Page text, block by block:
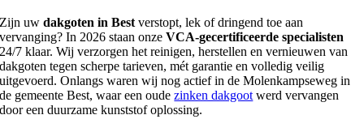
Zijn uwdakgoten in Best verstopt, lek of dringend toe aan
vervanging? In 2026 staan onzeVCA-gecertificeerde specialisten
24/7 klaar. Wij verzorgen het reinigen, herstellen en vernieuwen van
dakgoten tegen scherpe tarieven, mét garantie en volledig veilig
uitgevoerd. Onlangs waren wij nog actief in de Molenkampseweg in
de gemeente Best, waar een oudezinken dakgoot werd vervangen
door een duurzame kunststof oplossing.